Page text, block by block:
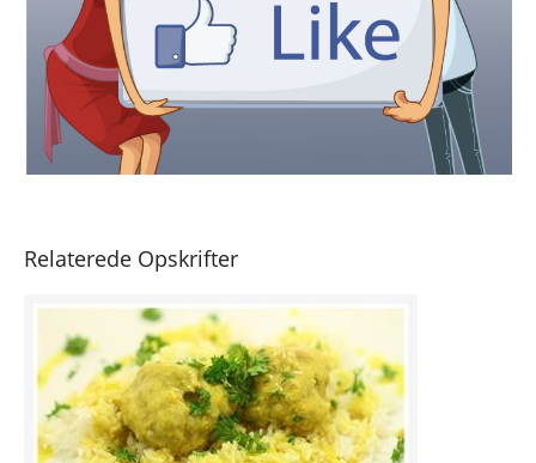
Relaterede Opskrifter